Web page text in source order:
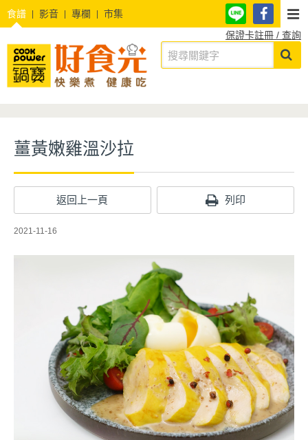
食譜 影音 專欄
市集
保證卡註冊 / 查詢
薑黃嫩雞溫沙拉
返回上一頁 列印
2021-11-16